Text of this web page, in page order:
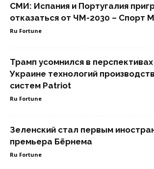
СМИ: Испания и Португалия
отказаться от ЧМ-2030 – Спорт
Ru Fortune
Трамп усомнился в
Украине технологий
систем Patriot
Ru Fortune
Зеленский стал первым
премьера Бёрнема
Ru Fortune